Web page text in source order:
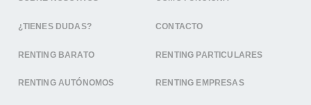
¿TIENES DUDAS? CONTACTO
RENTING BARATO RENTING PARTICULARES
RENTING AUTÓNOMOS RENTING EMPRESAS